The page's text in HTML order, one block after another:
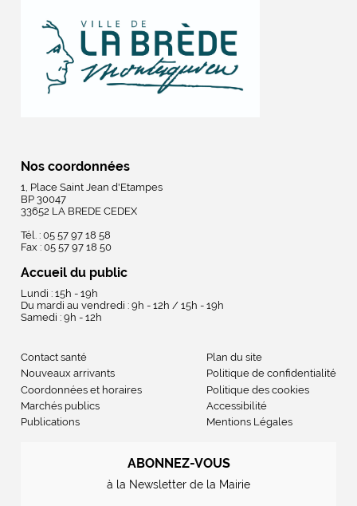
Nos coordonnées
1, Place Saint Jean d'Etampes
BP 30047
33652 LA BREDE CEDEX
Tél. : 05 57 97 18 58
Fax : 05 57 97 18 50
Accueil du public
Lundi : 15h - 19h
Du mardi au vendredi : 9h - 12h / 15h - 19h
Samedi : 9h - 12h
Contact santé
Nouveaux arrivants
Coordonnées et horaires
Marchés publics
Publications
Plan du site
Politique de confidentialité
Politique des cookies
Accessibilité
Mentions Légales
ABONNEZ-VOUS
à la Newsletter de la Mairie